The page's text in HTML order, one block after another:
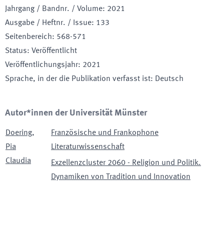
Jahrgang / Bandnr. / Volume: 2021
Ausgabe / Heftnr. / Issue: 133
Seitenbereich: 568-571
Status: Veröffentlicht
Veröffentlichungsjahr: 2021
Sprache, in der die Publikation verfasst ist: Deutsch
Autor*innen der Universität Münster
Doering,
Pia
Claudia
Französische und Frankophone
Literaturwissenschaft
Exzellenzcluster 2060 - Religion und Politik.
Dynamiken von Tradition und Innovation